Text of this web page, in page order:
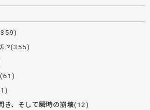
?(355)
(61)
き、そして瞬時の崩壊(12)